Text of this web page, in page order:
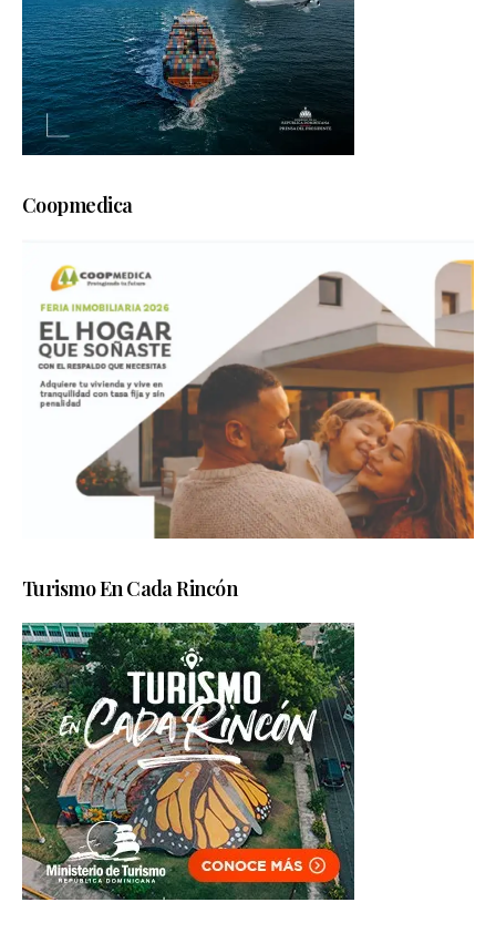
Coopmedica
Turismo En Cada Rincón